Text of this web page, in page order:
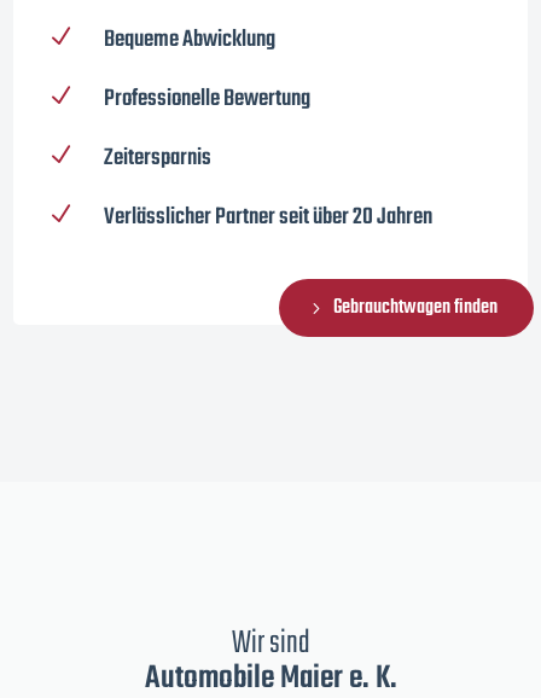
N Bequeme Abwicklung
N Professionelle Bewertung
N Zeitersparnis
N Verlässlicher Partner seit über 20 Jahren
Gebrauchtwagen finden
Wir sind
Automobile Maier e. K.